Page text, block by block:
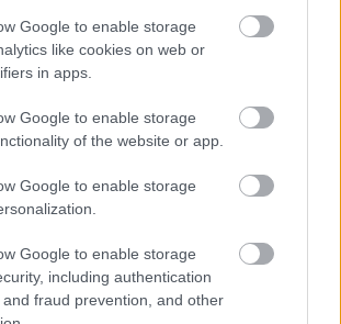
Google to enable storage
like cookies on web or
in apps.
Google to enable storage
of the website or app.
Google to enable storage
Google to enable storage
including authentication
fraud prevention, and other
Finago
täältä tuotteidemme logoja
markkinointimateriaaleja
kotisivuille tai muuhun